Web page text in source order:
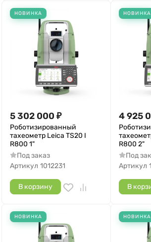
НОВИНКА
5 302 000 ₽
Роботизированный
тахеометр Leica TS20 I
R800 1"
Под заказ
Артикул 1012231
В корзину
НОВИНКА
4 925
R800 2"
Под
Артикул
В
НОВИНКА НОВИНКА